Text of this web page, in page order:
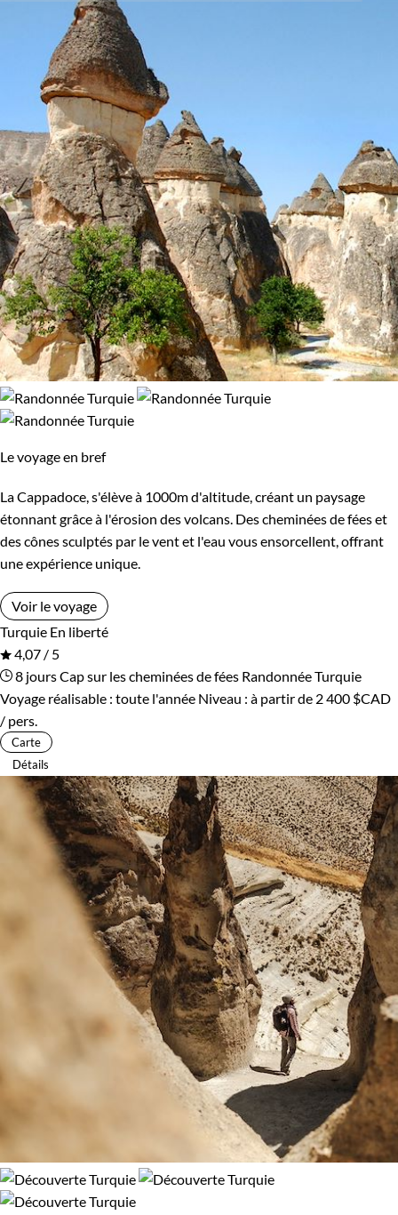
95% de satisfaction
Cappadocefera appel à votre imaginaire avec ses
habitations troglodytiques
de votrerandonnée en Turquie
d'un peuple chaleureux et accueillant.
Autre ambiance, autre décor :la côte lycienne
. A bord de
votre embarcation turque, le "caïque", ou de votre kayak, vous
naviguerez à votre rythme pour faire une pause.
Enfin,Istanbull’envoûtante vous invite dans ses monastères,
palais et mosquées multicolores. Vous contemplerez les
merveilles de l’architecture et del’art byzantinet viendrez
vous détendre dans unhammamtraditionnel : un délice !
Guide de voyage Turquie
Alpinisme
Randonnée Trek
Budget
De 2 000 à 3 000 $CAD
Plus de 3 000 $CAD
Âge des enfants
Les 10/13 ans Les 14/16 ans
Confort
Bivouac, sous tente
Supérieur
Itinérant
En étoile
Environnement
Bord de mer et îles
Haute Montagne Patrimoine et Nature
Le voyage en bref
La Cappadoce, s'élève à 1000m d'altitude, créant un paysage
étonnant grâce à l'érosion des volcans. Des cheminées de fées et
des cônes sculptés par le vent et l'eau vous ensorcellent, offrant
une expérience unique.
Voir le voyage
Turquie En liberté
4,07 / 5
8 joursCap sur les cheminées de fées Randonnée Turquie
Voyage réalisable : toute l'année Niveau : à partir de 2 400 $CAD
/ pers.
Carte
Détails